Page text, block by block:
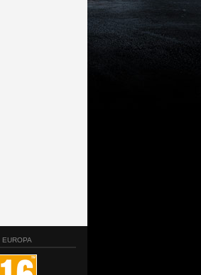
EUROPA